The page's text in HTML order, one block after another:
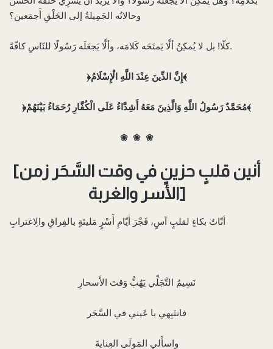
وحالاتُه الجَمِيلةُ إلى الخَلْقِ أَجمَعين؟
كلّا! بل لا يُمكِنُ ألَّا يَمنَحَه كَلامَه، وألَّا يَجعَلَه رَسُولًا للنّاسِ كافّةً.
﴿إِنَّ الدِّينَ عِنْدَ اللَّهِ الْإِسْلَامُ﴾
﴿مُحَمَّدٌ رَسُولُ اللَّهِ وَالَّذِينَ مَعَهُ أَشِدَّاءُ عَلَى الْكُفَّارِ رُحَمَاءُ بَيْنَهُمْ﴾
❀ ❀ ❀
[أنين قلبٍ حزينٍ في وقت السَّحَر زمن
الأسر والغربة]
نَسِيمُ التَّجَلِّي يَهُبُّ وَقتَ الأَسحارِ
فانتَبِهي يا عَيني في السَّحَر
واسأَلي المَولَى العِنايةَ